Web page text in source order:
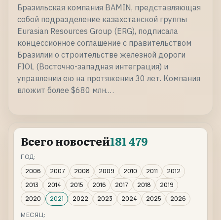
Бразильская компания BAMIN, представляющая
собой подразделение казахстанской группы
Eurasian Resources Group (ERG), подписала
концессионное соглашение с правительством
Бразилии о строительстве железной дороги
FIOL (Восточно-западная интеграция) и
управлении ею на протяжении 30 лет. Компания
вложит более $680 млн.…
Всего новостей181 479
ГОД:
2006
2007 2008 2009 2010 2011
2012
2013
2014 2015 2016 2017 2018
2019
2020
2021 2022 2023 2024 2025
2026
МЕСЯЦ: